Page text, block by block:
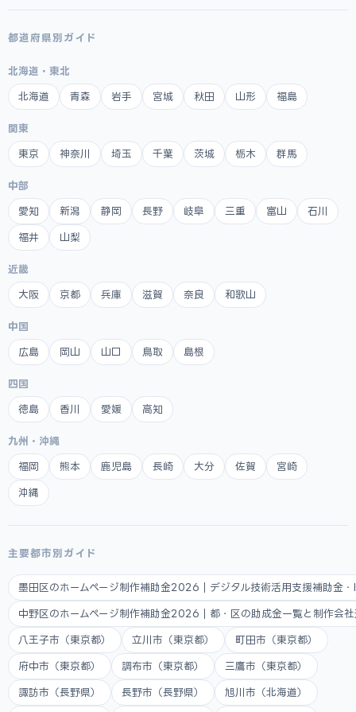
都道府県別ガイド
北海道・東北
北海道 青森 岩手 宮城 秋田 山形 福島
関東
東京 神奈川 埼玉 千葉 茨城 栃木 群馬
中部
愛知 新潟 静岡 長野 岐阜 三重 富山 石川
福井 山梨
近畿
大阪 京都 兵庫 滋賀 奈良 和歌山
中国
広島 岡山 山口 鳥取 島根
四国
徳島 香川 愛媛 高知
九州・沖縄
福岡 熊本 鹿児島 長崎 大分 佐賀 宮崎
沖縄
主要都市別ガイド
墨田区のホームページ制作補助金2026｜デジタル技術活用支援補助金
中野区のホームページ制作補助金2026｜都・区の助成金一覧と制作会
八王子市（東京都） 立川市（東京都） 町田市（東京都）
府中市（東京都） 調布市（東京都） 三鷹市（東京都）
諏訪市（長野県） 長野市（長野県） 旭川市（北海道）